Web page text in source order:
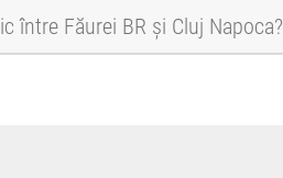
între Făurei BR și Cluj Napoca?